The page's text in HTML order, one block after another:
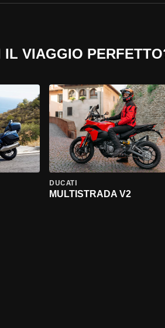
IL VIAGGIO
DUCATI
MULTISTRADA V2